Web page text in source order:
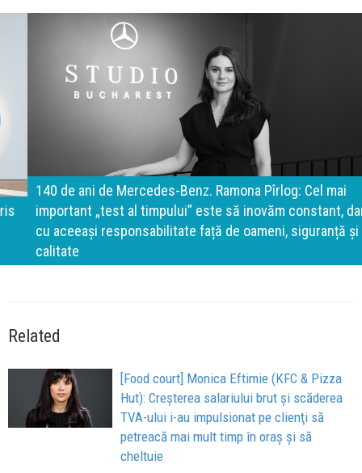
140 de ani de Mercedes-Benz. Ramona Pîrlog: Cel mai
important „test al timpului” este să inovăm constant, dar
cu aceeași responsabilitate față de oameni, siguranță și
calitate
Related
[Food court] Monica Eftimie (KFC & Pizza
Hut): Creşterea salariului brut şi scăderea
TVA-ului i-au impulsionat pe clienţi să
petreacă mai mult timp în oraş şi să
cheltuie